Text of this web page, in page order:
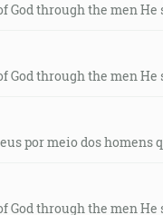
God through the men He
God through the men He
por meio dos homens
God through the men He